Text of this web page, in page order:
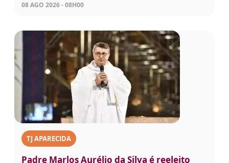
08 AGO 2026 - 08H00
TJ APARECIDA
Padre Marlos Aurélio da Silva é reeleito